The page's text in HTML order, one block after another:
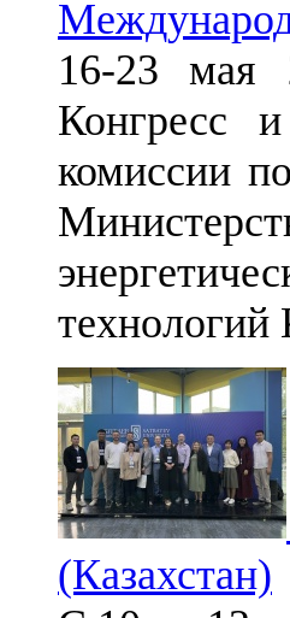
16-23 мая
Конгресс
комиссии
(Казахстан)